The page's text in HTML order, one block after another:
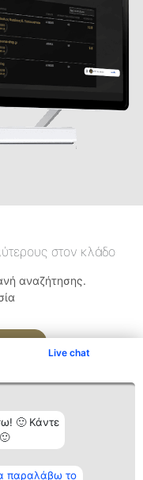
Live chat
🙂 Κάντε
παραλάβω το
στον κλάδο
αναζήτησης.
Επικοινωνία
Επικοινωνία